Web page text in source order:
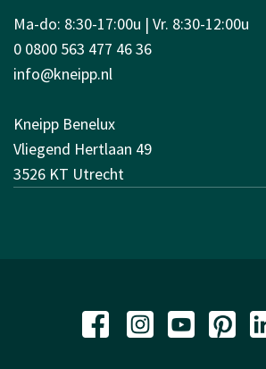
Ma-do: 8:30-17:00u | Vr. 8:30-12:00u
0 0800 563 477 46 36
info@kneipp.nl
Kneipp Benelux
Vliegend Hertlaan 49
3526 KT Utrecht